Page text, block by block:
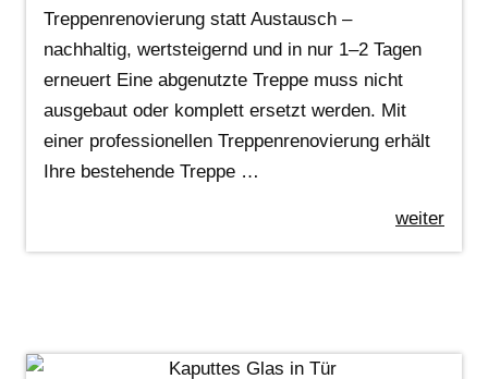
Treppenrenovierung statt Austausch –
nachhaltig, wertsteigernd und in nur 1–2 Tagen
erneuert Eine abgenutzte Treppe muss nicht
ausgebaut oder komplett ersetzt werden. Mit
einer professionellen Treppenrenovierung erhält
Ihre bestehende Treppe …
weiter